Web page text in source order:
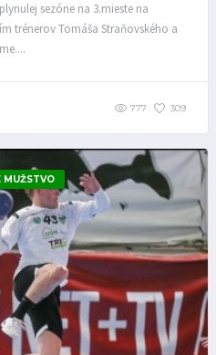
sezóne na 3.mieste na
trénerov Tomáša Straňovského a
777 309
MUŽSTVO